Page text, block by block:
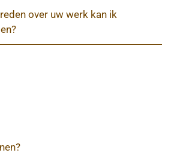
over uw werk kan ik